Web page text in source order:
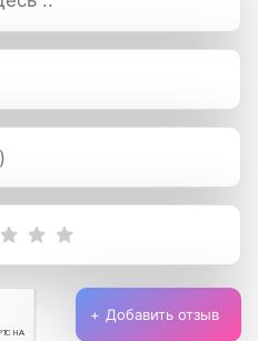
Добавить отзыв